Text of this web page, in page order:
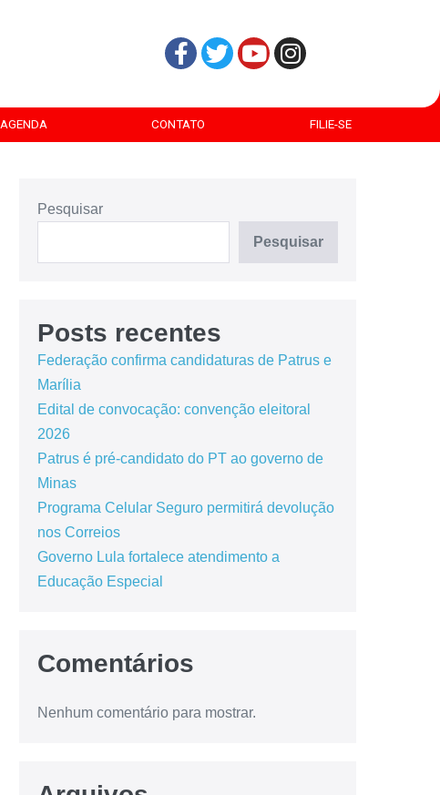
AGENDA CONTATO FILIE-SE
Pesquisar
Pesquisar
Posts recentes
Federação confirma candidaturas de Patrus e
Marília
Edital de convocação: convenção eleitoral
2026
Patrus é pré-candidato do PT ao governo de
Minas
Programa Celular Seguro permitirá devolução
nos Correios
Governo Lula fortalece atendimento a
Educação Especial
Comentários
Nenhum comentário para mostrar.